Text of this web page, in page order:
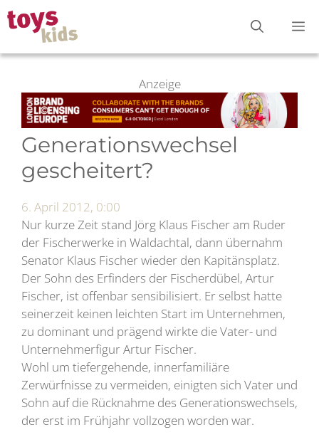
Zum
Inhalt
springen
Anzeige
Generationswechsel
gescheitert?
6. April 2012, 0:00
Nur kurze Zeit stand Jörg Klaus Fischer am Ruder
der Fischerwerke in Waldachtal, dann übernahm
Senator Klaus Fischer wieder den Kapitänsplatz.
Der Sohn des Erfinders der Fischerdübel, Artur
Fischer, ist offenbar sensibilisiert. Er selbst hatte
seinerzeit keinen leichten Start im Unternehmen,
zu dominant und prägend wirkte die Vater- und
Unternehmerfigur Artur Fischer.
Wohl um tiefergehende, innerfamiliäre
Zerwürfnisse zu vermeiden, einigten sich Vater und
Sohn auf die Rücknahme des Generationswechsels,
der erst im Frühjahr vollzogen worden war.